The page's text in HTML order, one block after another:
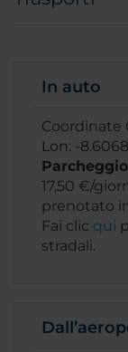
In auto
Coordinate
Lon: -
17,50 €/
prenotato
Fai clic qui
stradali.